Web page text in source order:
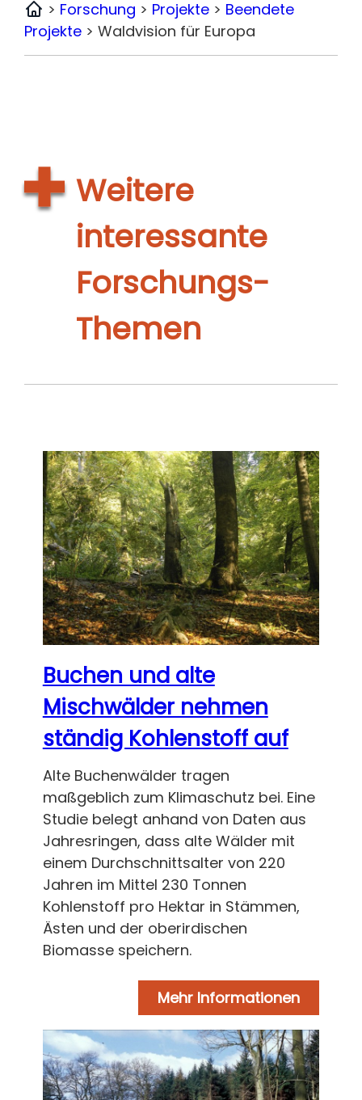
Home
> Forschung > Projekte > Beendete
Projekte >Waldvision für Europa
Weitere
interessante
Forschungs-
Themen
Buchen und alte
Mischwälder nehmen
ständig Kohlenstoff auf
Alte Buchenwälder tragen
maßgeblich zum Klimaschutz bei. Eine
Studie belegt anhand von Daten aus
Jahresringen, dass alte Wälder mit
einem Durchschnittsalter von 220
Jahren im Mittel 230 Tonnen
Kohlenstoff pro Hektar in Stämmen,
Ästen und der oberirdischen
Biomasse speichern.
Mehr Informationen